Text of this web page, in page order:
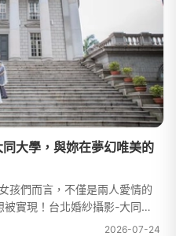
同大學，與妳在夢幻唯美的
孩們而言，不僅是兩人愛情的
實現！台北婚紗攝影-大同大
又高雅的禮服，女孩們的美麗
2026-07-24